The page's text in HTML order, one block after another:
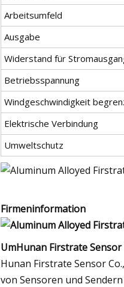
Arbeitsumfeld
Ausgabe
Widerstand für
Betriebsspannung
Windgeschwindigkeit
Elektrische Verbindung
Umweltschutz
Firmeninformation
UmHunan Firstrate Sensor
Hunan Firstrate Sensor
von Sensoren und